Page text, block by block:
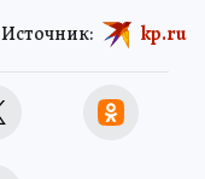
Источник: kp.ru